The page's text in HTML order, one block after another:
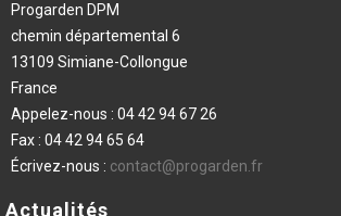
Progarden DPM
chemin départemental 6
13109 Simiane-Collongue
France
Appelez-nous : 04 42 94 67 26
Fax : 04 42 94 65 64
Écrivez-nous : contact@progarden.fr
Actualités